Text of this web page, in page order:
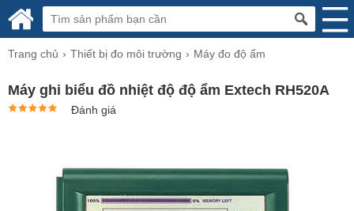
Trang chủ Thiết bị đo môi trường Máy đo độ ẩm
Máy ghi biểu đồ nhiệt độ độ ẩm Extech RH520A
Đánh giá